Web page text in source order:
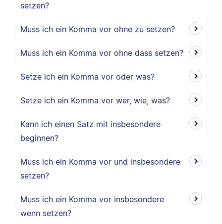
setzen?
Muss ich ein Komma vor ohne zu setzen?
Muss ich ein Komma vor ohne dass setzen?
Setze ich ein Komma vor oder was?
Setze ich ein Komma vor wer, wie, was?
Kann ich einen Satz mit insbesondere
beginnen?
Muss ich ein Komma vor und insbesondere
setzen?
Muss ich ein Komma vor insbesondere
wenn setzen?